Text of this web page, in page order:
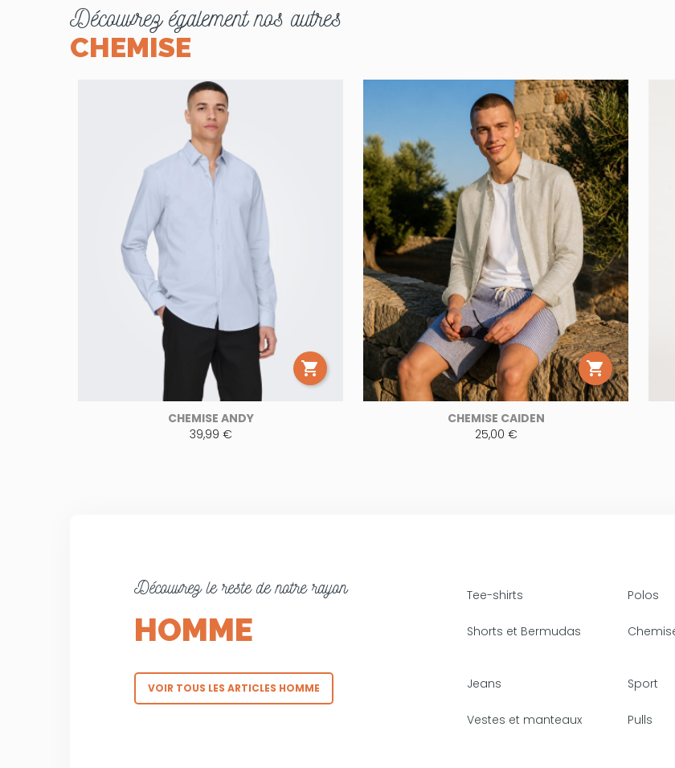
Découvrez également nos autres
CHEMISE

CHEMISE ANDY
39,99 €

CHEMISE CAIDEN
25,00 €
Découvrez le reste de notre rayon
HOMME
VOIR TOUS LES ARTICLES HOMME
Tee-shirts Polos
Shorts et Bermudas
Jeans Sport
Vestes et manteaux Pulls